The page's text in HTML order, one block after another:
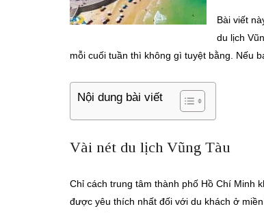
Bài viết
du lịch
mỗi cuối tuần thì không gì tuyệt bằng. Nếu
Nội dung bài viết
Vài nét du lịch Vũng Tàu
Chỉ cách trung tâm thành phố Hồ Chí Minh
được yêu thích nhất đối với du khách ở